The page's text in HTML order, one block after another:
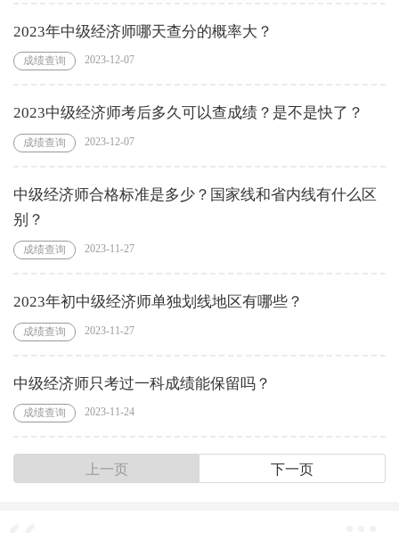
2023年中级经济师哪天查分的概率大？
成绩查询 2023-12-07
2023中级经济师考后多久可以查成绩？是不是快了？
成绩查询 2023-12-07
中级经济师合格标准是多少？国家线和省内线有什么区
别？
成绩查询 2023-11-27
2023年初中级经济师单独划线地区有哪些？
成绩查询 2023-11-27
中级经济师只考过一科成绩能保留吗？
成绩查询 2023-11-24
上一页 下一页